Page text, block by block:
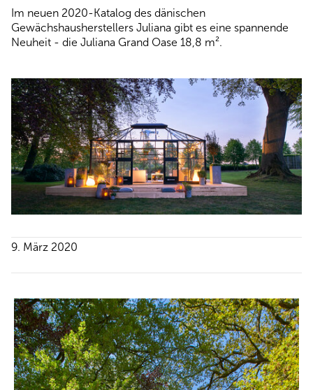
Im neuen 2020-Katalog des dänischen
Gewächshausherstellers Juliana gibt es eine spannende
Neuheit - die Juliana Grand Oase 18,8 m².
9. März 2020